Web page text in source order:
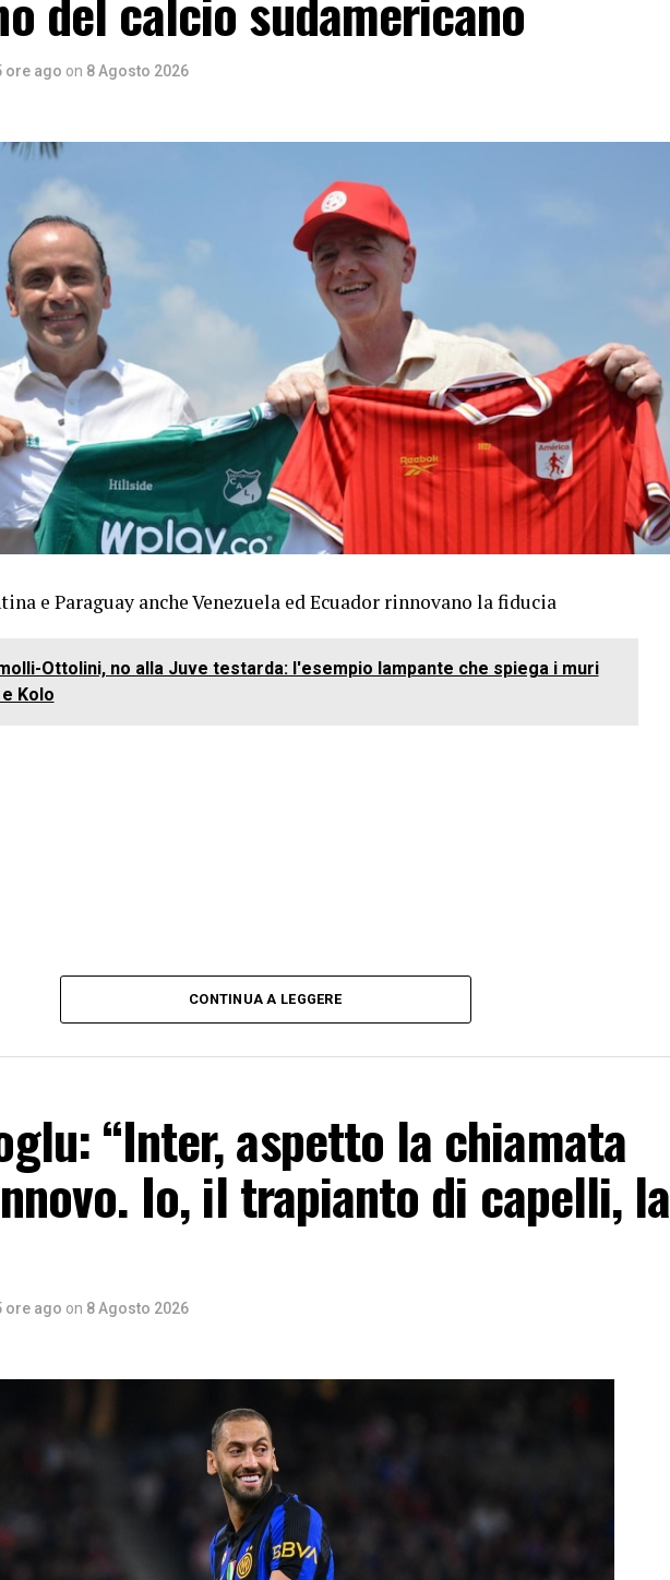
ore ago on 8 Agosto 2026
e Paraguay anche Venezuela ed Ecuador rinnovano la fiducia
Ottolini, no alla Juve testarda: l'esempio lampante che spiega i muri
Kolo
CONTINUA A LEGGERE
“Inter, aspetto la chiamata
Io, il trapianto di capelli, la
ore ago on 8 Agosto 2026